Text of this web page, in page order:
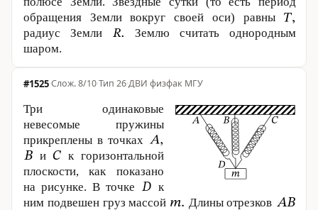
обращения Земли вокруг своей оси) равны
радиус Земли
Землю считать однородным
шаром.
#1525· 8/10·Тип 26·ДВИ физфак МГУ
Три одинаковые
невесомые пружины
прикреплены в точках
и
к горизонтальной
плоскости, как показано
на рисунке. В точке
к
ним подвешен груз массой
Длины отрезков